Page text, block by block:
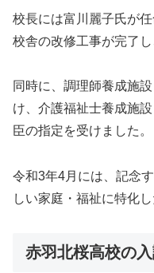
校長には富川麗子氏が
校舎の改修工事が完了し
同時に、調理師養成施
け、介護福祉士養成施
臣の指定を受けました。
令和3年4月には、記念
しい家庭・福祉に特化
赤羽北桜高校の